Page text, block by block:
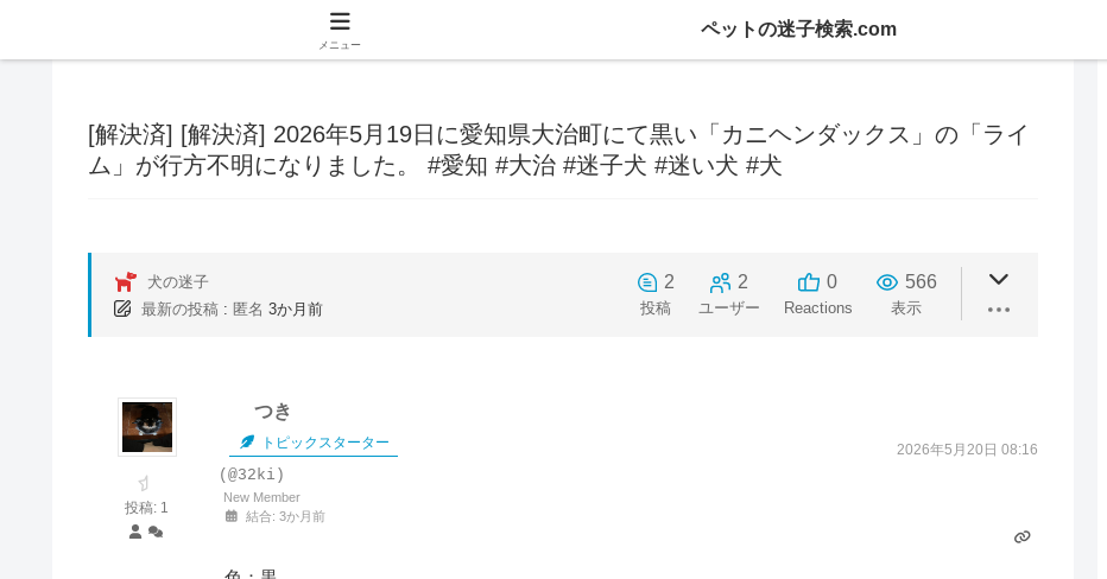
[解決済] [解決済] 2026年5月19日に愛知県大治町にて黒い「カニヘンダックス」の「ライ
ム」が行方不明になりました。 #愛知 #大治 #迷子犬 #迷い犬 #犬
犬の迷子
最新の投稿 : 匿名 3か月前
2
投稿
2
ユーザー
0
Reactions
566
表示
投稿: 1
つき
トピックスターター 2026年5月20日 08:16
(@32ki)
New Member
結合: 3か月前
メニュー
ペットの迷子検索.com